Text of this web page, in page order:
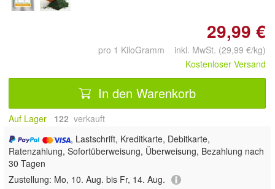
29,99 €
pro 1 KiloGramm inkl. MwSt. (29,99 €/kg)
Kostenloser Versand
In den Warenkorb
Auf Lager 122 verkauft
, Lastschrift, Kreditkarte, Debitkarte,
Ratenzahlung, Sofortüberweisung, Überweisung, Bezahlung nach
30 Tagen
Zustellung: Mo, 10. Aug. bis Fr, 14. Aug.